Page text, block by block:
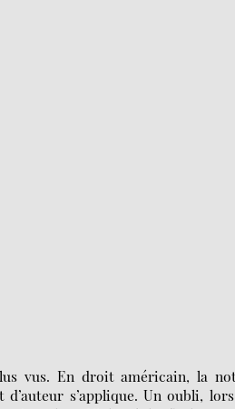
vus. En droit américain, la
s’applique. Un oubli,